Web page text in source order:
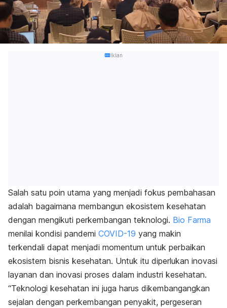
Iklan
Salah satu poin utama yang menjadi fokus pembahasan
adalah bagaimana membangun ekosistem kesehatan
dengan mengikuti perkembangan teknologi. Bio Farma
menilai kondisi pandemi COVID-19 yang makin
terkendali dapat menjadi momentum untuk perbaikan
ekosistem bisnis kesehatan. Untuk itu diperlukan inovasi
layanan dan inovasi proses dalam industri kesehatan.
“Teknologi kesehatan ini juga harus dikembangangkan
sejalan dengan perkembangan penyakit, pergeseran